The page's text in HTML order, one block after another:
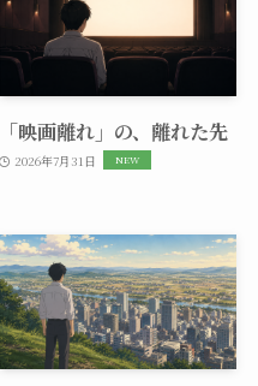
「映画離れ」の、離れた先
2026年7月31日